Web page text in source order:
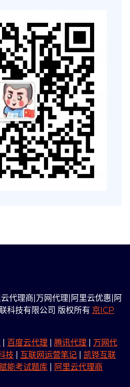
代理商|万网代理|阿里云优惠|阿
科技有限公司 版权所有 京ICP
百度云代理 腾讯代理
万网代
技 互联网运营笔记
凯铧互联
能考试题库 阿里云代理商